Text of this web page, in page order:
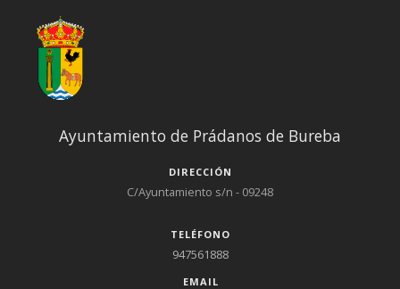
Ayuntamiento de Prádanos de Bureba
DIRECCIÓN
C/Ayuntamiento s/n - 09248
TELÉFONO
947561888
EMAIL